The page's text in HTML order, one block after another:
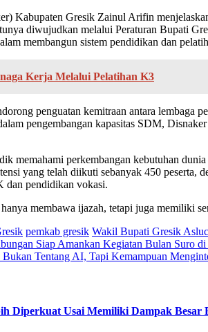
Kabupaten Gresik Zainul Arifin
diwujudkan melalui Peraturan Bupati
membangun sistem pendidikan dan
Kerja Melalui Pelatihan K3
penguatan kemitraan antara lembaga
pengembangan kapasitas SDM,
memahami perkembangan kebutuhan
yang telah diikuti sebanyak 450
dan pendidikan vokasi.
membawa ijazah, tetapi juga memiliki
pemkab gresik Wakil Bupati Gresik
Siap Amankan Kegiatan Bulan Suro
Tentang AI, Tapi Kemampuan
Diperkuat Usai Memiliki Dampak Besar